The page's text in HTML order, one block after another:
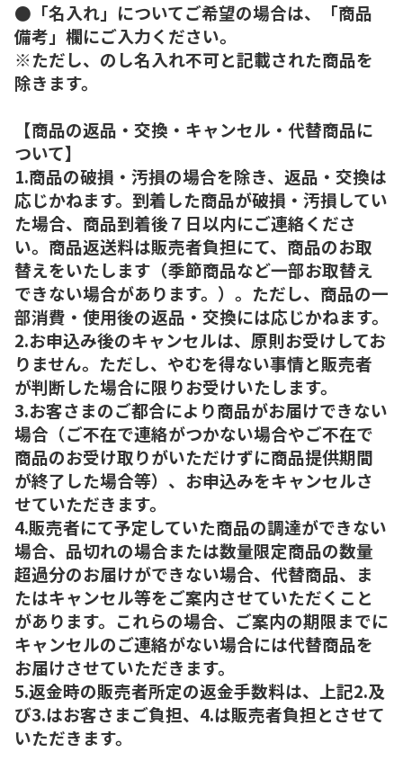
●「名入れ」についてご希望の場合は、「商品
備考」欄にご入力ください。
※ただし、のし名入れ不可と記載された商品を
除きます。
【商品の返品・交換・キャンセル・代替商品に
ついて】
1.商品の破損・汚損の場合を除き、返品・交換は
応じかねます。到着した商品が破損・汚損してい
た場合、商品到着後７日以内にご連絡くださ
い。商品返送料は販売者負担にて、商品のお取
替えをいたします（季節商品など一部お取替え
できない場合があります。）。ただし、商品の一
部消費・使用後の返品・交換には応じかねます。
2.お申込み後のキャンセルは、原則お受けしてお
りません。ただし、やむを得ない事情と販売者
が判断した場合に限りお受けいたします。
3.お客さまのご都合により商品がお届けできない
場合（ご不在で連絡がつかない場合やご不在で
商品のお受け取りがいただけずに商品提供期間
が終了した場合等）、お申込みをキャンセルさ
せていただきます。
4.販売者にて予定していた商品の調達ができない
場合、品切れの場合または数量限定商品の数量
超過分のお届けができない場合、代替商品、ま
たはキャンセル等をご案内させていただくこと
があります。これらの場合、ご案内の期限までに
キャンセルのご連絡がない場合には代替商品を
お届けさせていただきます。
5.返金時の販売者所定の返金手数料は、上記2.及
び3.はお客さまご負担、4.は販売者負担とさせて
いただきます。